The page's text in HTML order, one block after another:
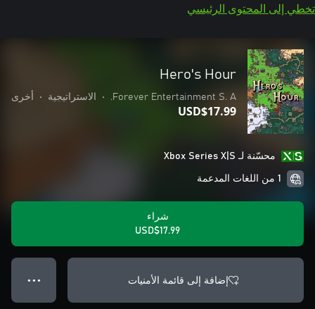
تخطي إلى المحتوى الرئيسي
Hero's Hour
Forever Entertainment S. A.
• الاستراتيجية • أخرى
USD$17.99
محسّنة لـ Xbox Series X|S
1 من اللغات المدعمة
شراء
USD$17.99
إضافة إلى قائمة الأمنيات ● ● ●